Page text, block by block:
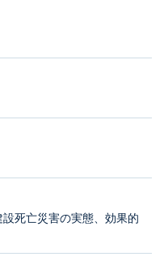
設死亡災害の実態、効果的